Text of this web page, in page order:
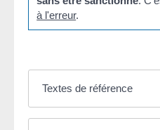
à l'erreur.
Textes de référence